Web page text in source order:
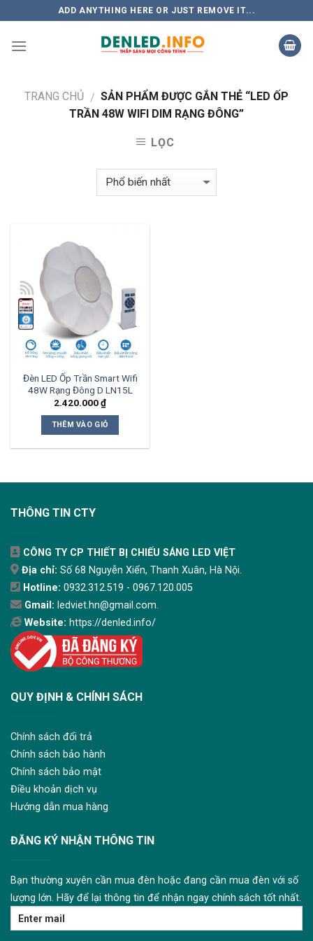
to
content
ADD ANYTHING HERE OR JUST REMOVE IT...
TRANG CHỦ / SẢN PHẨM ĐƯỢC GẮN THẺ “LED ỐP
TRẦN 48W WIFI DIM RẠNG ĐÔNG”
LỌC
Đèn LED Ốp Trần Smart Wifi
48W Rạng Đông D LN15L
2.420.000₫
THÊM VÀO GIỎ
THÔNG TIN CTY
CÔNG TY CP THIẾT BỊ CHIẾU SÁNG LED VIỆT
Địa chỉ: Số 68 Nguyễn Xiển, Thanh Xuân, Hà Nội.
Hotline: 0932.312.519 - 0967.120.005
Gmail: ledviet.hn@gmail.com.
Website: https://denled.info/
QUY ĐỊNH & CHÍNH SÁCH
Chính sách đổi trả
Chính sách bảo hành
Chính sách bảo mật
Điều khoản dịch vụ
Hướng dẫn mua hàng
ĐĂNG KÝ NHẬN THÔNG TIN
Bạn thường xuyên cần mua đèn hoặc đang cần mua đèn với số
lượng lớn. Hãy để lại thông tin để nhận ngay chính sách tốt nhất.